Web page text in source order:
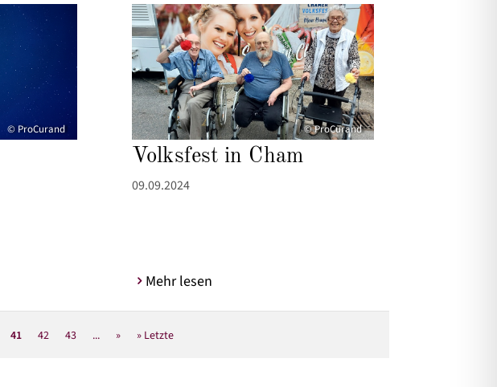
© ProCurand © ProCurand
Volksfest in Cham
09.09.2024
Mehr lesen
41 42 43 ... » » Letzte